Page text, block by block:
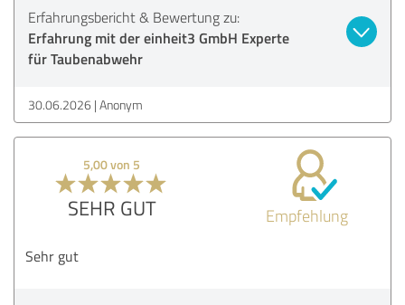
Erfahrungsbericht & Bewertung zu:
Erfahrung mit der einheit3 GmbH Experte
für Taubenabwehr
30.06.2026 Anonym
5,00 von 5
SEHR GUT Empfehlung
Sehr gut